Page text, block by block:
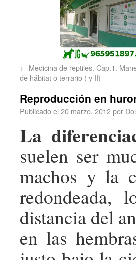
← Medicina de reptiles. Cap.1.
de hábitat o terrario ( y II)
Reproducción en
Publicado el 20 marzo, 2012por
La
suelen ser
machos y la
redondeada,
distancia del
en las